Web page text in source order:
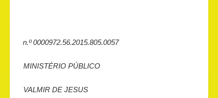
Autos n.º 0000972.56.2015.805.0057
Autor: MINISTÉRIO PÚBLICO
Réus: VALMIR DE JESUS